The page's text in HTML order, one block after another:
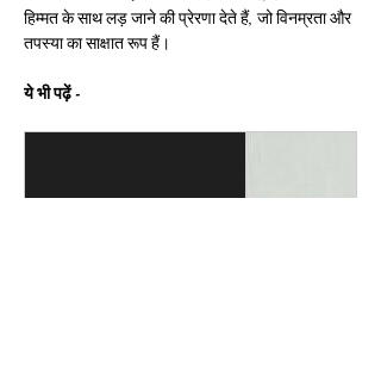
हिम्मत के साथ लड़ जाने की प्रेरणा देते हैं, जो विनम्रता और
तपस्या का साक्षात रूप हैं।
ये भी पढ़ें -